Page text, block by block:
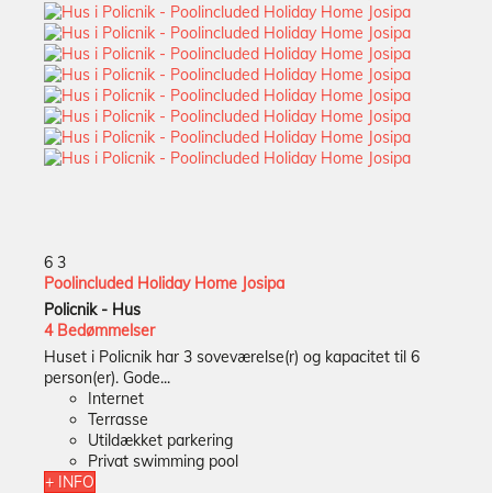
6 3
Poolincluded Holiday Home Josipa
Policnik - Hus
4 Bedømmelser
Huset i Policnik har 3 soveværelse(r) og kapacitet til 6
person(er). Gode...
Internet
Terrasse
Utildækket parkering
Privat swimming pool
+ INFO